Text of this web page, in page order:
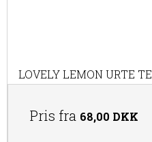
LOVELY LEMON URTE TE
Pris fra 68,00 DKK